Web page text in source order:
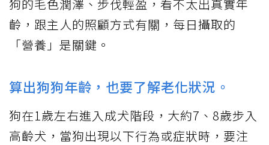
狗的毛色潤澤、步伐輕盈，看不太出真實年
齡，跟主人的照顧方式有關，每日攝取的
「營養」是關鍵。
算出狗狗年齡，也要了解老化狀況。
狗在1歲左右進入成犬階段，大約7、8歲步入
高齡犬，當狗出現以下行為或症狀時，要注